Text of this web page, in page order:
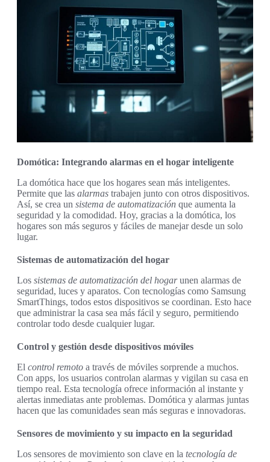
Domótica: Integrando alarmas en el hogar inteligente
La domótica hace que los hogares sean más inteligentes.
Permite que las alarmas trabajen junto con otros dispositivos.
Así, se crea un sistema de automatización que aumenta la
seguridad y la comodidad. Hoy, gracias a la domótica, los
hogares son más seguros y fáciles de manejar desde un solo
lugar.
Sistemas de automatización del hogar
Los sistemas de automatización del hogarunen alarmas de
seguridad, luces y aparatos. Con tecnologías como Samsung
SmartThings, todos estos dispositivos se coordinan. Esto hace
que administrar la casa sea más fácil y seguro, permitiendo
controlar todo desde cualquier lugar.
Control y gestión desde dispositivos móviles
El control remoto a través de móviles sorprende a muchos.
Con apps, los usuarios controlan alarmas y vigilan su casa en
tiempo real. Esta tecnología ofrece información al instante y
alertas inmediatas ante problemas. Domótica y alarmas juntas
hacen que las comunidades sean más seguras e innovadoras.
Sensores de movimiento y su impacto en la seguridad
Los sensores de movimiento son clave en la tecnología de